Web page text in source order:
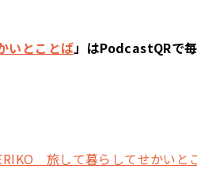
いとことば」はPodcastQRで
旅して暮らしてせかいと